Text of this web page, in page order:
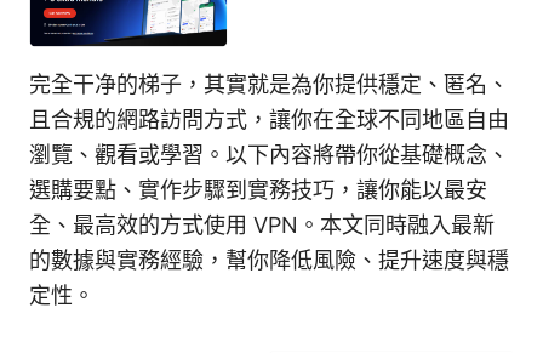
完全干净的梯子，其實就是為你提供穩定、匿名、
且合規的網路訪問方式，讓你在全球不同地區自由
瀏覽、觀看或學習。以下內容將帶你從基礎概念、
選購要點、實作步驟到實務技巧，讓你能以最安
全、最高效的方式使用 VPN。本文同時融入最新
的數據與實務經驗，幫你降低風險、提升速度與穩
定性。